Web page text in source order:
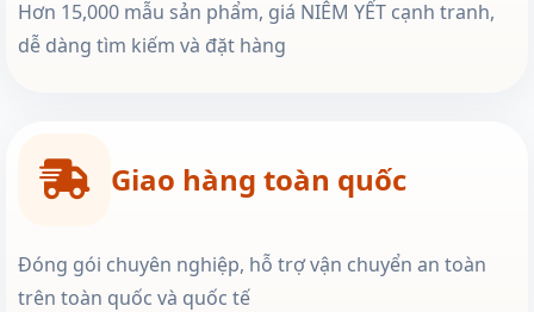
Hơn 15,000 mẫu sản phẩm, giá NIÊM YẾT cạnh tranh,
dễ dàng tìm kiếm và đặt hàng
Giao hàng toàn quốc
Đóng gói chuyên nghiệp, hỗ trợ vận chuyển an toàn
trên toàn quốc và quốc tế